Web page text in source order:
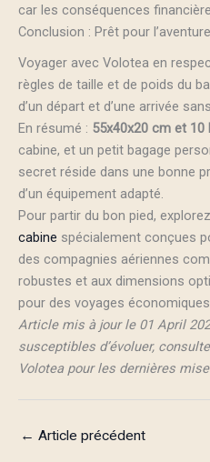
car les conséquences
Conclusion : Prêt pour
Voyager avec Volotea en
règles de taille et de poids du
d’un départ et d’une arrivée
En résumé : 55x40x20 cm et 10
cabine, et un petit bagage
secret réside dans une bonne
d’un équipement adapté.
Pour partir du bon pied,
cabine spécialement conçues
des compagnies aériennes
robustes et aux dimensions
pour des voyages
Article mis à jour le 01 April
susceptibles d’évoluer,
Volotea pour les dernières
← Article précédent